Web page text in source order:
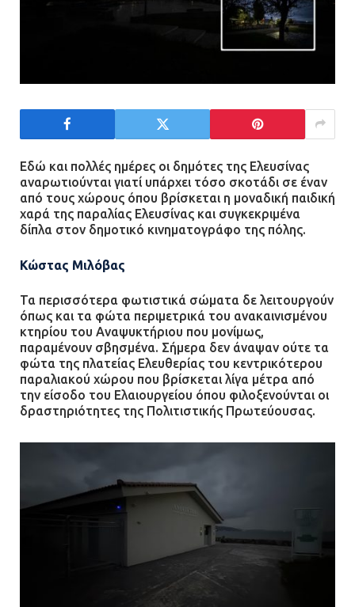
Εδώ και πολλές ημέρες οι δημότες της Ελευσίνας
αναρωτιούνται γιατί υπάρχει τόσο σκοτάδι σε έναν
από τους χώρους όπου βρίσκεται η μοναδική παιδική
χαρά της παραλίας Ελευσίνας και συγκεκριμένα
δίπλα στον δημοτικό κινηματογράφο της πόλης.
Κώστας Μιλόβας
Τα περισσότερα φωτιστικά σώματα δε λειτουργούν
όπως και τα φώτα περιμετρικά του ανακαινισμένου
κτηρίου του Αναψυκτήριου που μονίμως,
παραμένουν σβησμένα. Σήμερα δεν άναψαν ούτε τα
φώτα της πλατείας Ελευθερίας του κεντρικότερου
παραλιακού χώρου που βρίσκεται λίγα μέτρα από
την είσοδο του Ελαιουργείου όπου φιλοξενούνται οι
δραστηριότητες της Πολιτιστικής Πρωτεύουσας.